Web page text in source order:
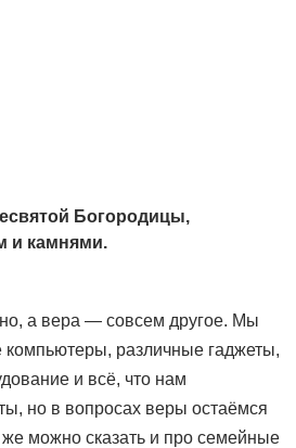
Богородицы,
и камнями.
а вера — совсем другое. Мы
различные гаджеты,
и всё, что нам
но в вопросах веры остаёмся
можно сказать и про семейные